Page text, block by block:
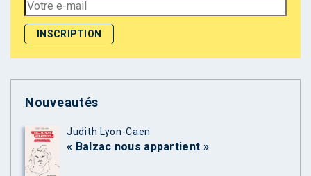
Nouveautés
Judith Lyon-Caen
« Balzac nous appartient »